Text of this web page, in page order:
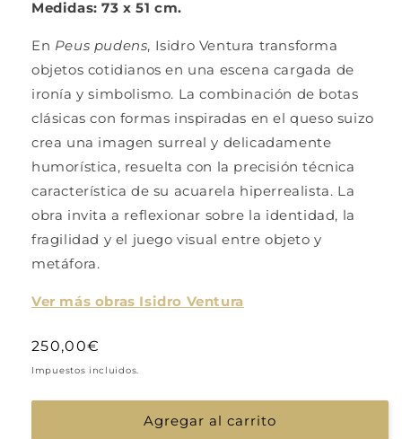
Medidas: 73 x 51 cm.
En Peus pudens, Isidro Ventura transforma
objetos cotidianos en una escena cargada de
ironía y simbolismo. La combinación de botas
clásicas con formas inspiradas en el queso suizo
crea una imagen surreal y delicadamente
humorística, resuelta con la precisión técnica
característica de su acuarela hiperrealista. La
obra invita a reflexionar sobre la identidad, la
fragilidad y el juego visual entre objeto y
metáfora.
Ver más obras Isidro Ventura
Precio
habitual
250,00€
Impuestos incluidos.
Agregar al carrito